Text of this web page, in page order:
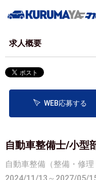
求人概要
WEB応募する
自動車整備士/小型
自動車整備（整備・修理